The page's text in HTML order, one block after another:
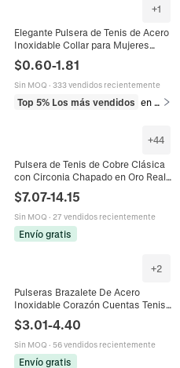
+1
Elegante Pulsera de Tenis de Acero
Inoxidable Collar para Mujeres
Hombres Oro Plata Negro Zirconia
Joyería Minimalista
$0.60-1.81
Sin MOQ · 333 vendidos recientemente
Top 5% Los más vendidos en Pulseras
+44
Pulsera de Tenis de Cobre Clásica
con Circonia Chapado en Oro Real
Circonia Redonda para Joyería de
Boda de Mujer
$7.07-14.15
Sin MOQ · 27 vendidos recientemente
Envío gratis
+2
Pulseras Brazalete De Acero
Inoxidable Corazón Cuentas Tenis
Cadena Serpiente Zircón Apilable
Joyas Mujer
$3.01-4.40
Sin MOQ · 56 vendidos recientemente
Envío gratis